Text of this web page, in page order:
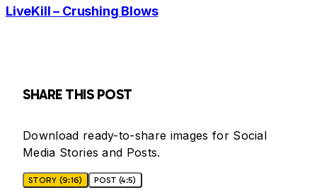
LiveKill – Crushing Blows
SHARE THIS POST
Download ready-to-share images for Social
Media Stories and Posts.
STORY (9:16) POST (4:5)